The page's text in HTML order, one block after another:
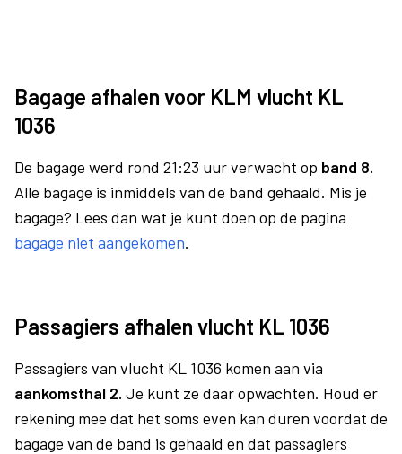
Bagage afhalen voor KLM vlucht KL
1036
De bagage werd rond 21:23 uur verwacht op band 8.
Alle bagage is inmiddels van de band gehaald. Mis je
bagage? Lees dan wat je kunt doen op de pagina
bagage niet aangekomen.
Passagiers afhalen vlucht KL 1036
Passagiers van vlucht KL 1036 komen aan via
aankomsthal 2. Je kunt ze daar opwachten. Houd er
rekening mee dat het soms even kan duren voordat de
bagage van de band is gehaald en dat passagiers